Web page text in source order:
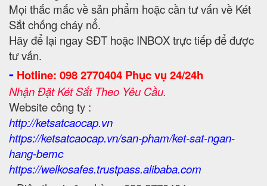
Mọi thắc mắc về sản phẩm hoặc cần tư vấn về Két
Sắt chống cháy nổ.
Hãy để lại ngay SĐT hoặc INBOX trực tiếp để được
tư vấn.
- Hotline: 098 2770404 Phục vụ 24/24h
Nhận Đặt Két Sắt Theo Yêu Cầu.
Website công ty :
http://ketsatcaocap.vn
https://ketsatcaocap.vn/san-pham/ket-sat-ngan-
hang-bemc
https://welkosafes.trustpass.alibaba.com